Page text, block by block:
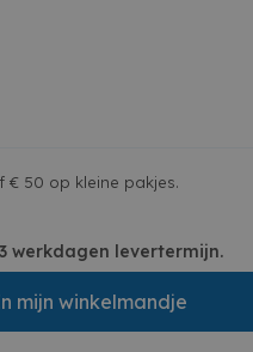
of troostvriendje
€ 50 op kleine pakjes.
werkdagen levertermijn.
mijn winkelmandje